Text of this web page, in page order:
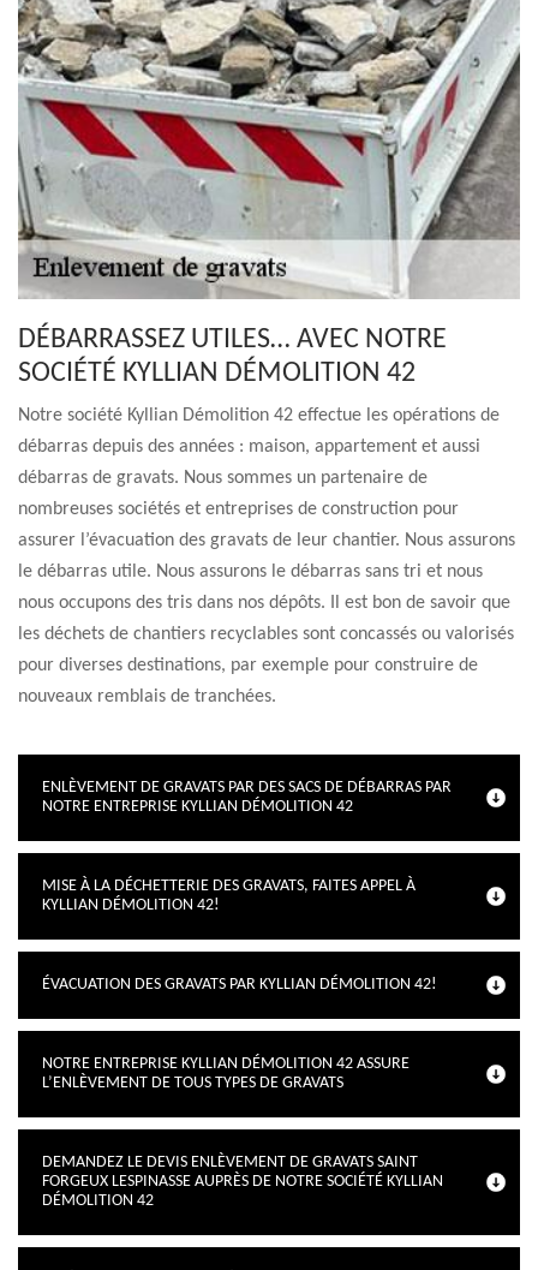
DÉBARRASSEZ UTILES… AVEC NOTRE
SOCIÉTÉ KYLLIAN DÉMOLITION 42
Notre société Kyllian Démolition 42 effectue les opérations de
débarras depuis des années : maison, appartement et aussi
débarras de gravats. Nous sommes un partenaire de
nombreuses sociétés et entreprises de construction pour
assurer l’évacuation des gravats de leur chantier. Nous assurons
le débarras utile. Nous assurons le débarras sans tri et nous
nous occupons des tris dans nos dépôts. Il est bon de savoir que
les déchets de chantiers recyclables sont concassés ou valorisés
pour diverses destinations, par exemple pour construire de
nouveaux remblais de tranchées.
ENLÈVEMENT DE GRAVATS PAR DES SACS DE DÉBARRAS PAR
NOTRE ENTREPRISE KYLLIAN DÉMOLITION 42
MISE À LA DÉCHETTERIE DES GRAVATS, FAITES APPEL À
KYLLIAN DÉMOLITION 42!
ÉVACUATION DES GRAVATS PAR KYLLIAN DÉMOLITION 42!
NOTRE ENTREPRISE KYLLIAN DÉMOLITION 42 ASSURE
L’ENLÈVEMENT DE TOUS TYPES DE GRAVATS
DEMANDEZ LE DEVIS ENLÈVEMENT DE GRAVATS SAINT
FORGEUX LESPINASSE AUPRÈS DE NOTRE SOCIÉTÉ KYLLIAN
DÉMOLITION 42